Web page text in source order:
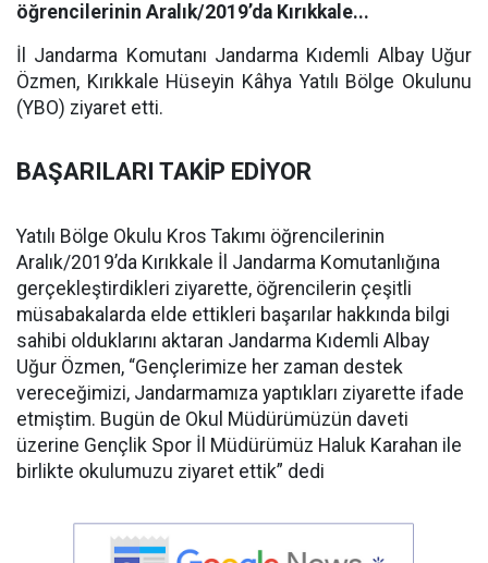
öğrencilerinin Aralık/2019’da Kırıkkale...
İl Jandarma Komutanı Jandarma Kıdemli Albay Uğur
Özmen, Kırıkkale Hüseyin Kâhya Yatılı Bölge Okulunu
(YBO) ziyaret etti.
BAŞARILARI TAKİP EDİYOR
Yatılı Bölge Okulu Kros Takımı öğrencilerinin
Aralık/2019’da Kırıkkale İl Jandarma Komutanlığına
gerçekleştirdikleri ziyarette, öğrencilerin çeşitli
müsabakalarda elde ettikleri başarılar hakkında bilgi
sahibi olduklarını aktaran Jandarma Kıdemli Albay
Uğur Özmen, “Gençlerimize her zaman destek
vereceğimizi, Jandarmamıza yaptıkları ziyarette ifade
etmiştim. Bugün de Okul Müdürümüzün daveti
üzerine Gençlik Spor İl Müdürümüz Haluk Karahan ile
birlikte okulumuzu ziyaret ettik” dedi